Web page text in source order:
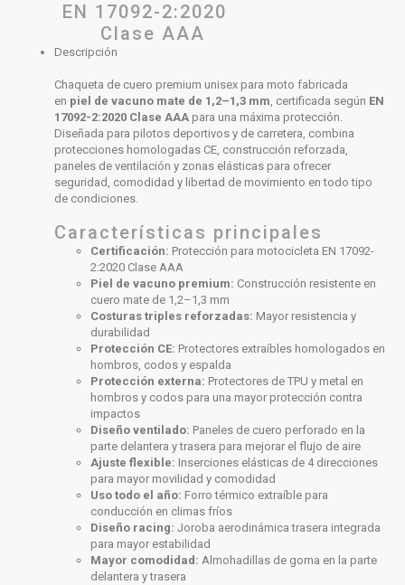
EN 17092-2:2020
Clase AAA
Descripción
Chaqueta de cuero premium unisex para moto fabricada
en piel de vacuno mate de 1,2–1,3 mm, certificada según EN
17092-2:2020 Clase AAA para una máxima protección.
Diseñada para pilotos deportivos y de carretera, combina
protecciones homologadas CE, construcción reforzada,
paneles de ventilación y zonas elásticas para ofrecer
seguridad, comodidad y libertad de movimiento en todo tipo
de condiciones.
Características principales
Certificación: Protección para motocicleta EN 17092-
2:2020 Clase AAA
Piel de vacuno premium: Construcción resistente en
cuero mate de 1,2–1,3 mm
Costuras triples reforzadas: Mayor resistencia y
durabilidad
Protección CE: Protectores extraíbles homologados en
hombros, codos y espalda
Protección externa: Protectores de TPU y metal en
hombros y codos para una mayor protección contra
impactos
Diseño ventilado: Paneles de cuero perforado en la
parte delantera y trasera para mejorar el flujo de aire
Ajuste flexible: Inserciones elásticas de 4 direcciones
para mayor movilidad y comodidad
Uso todo el año: Forro térmico extraíble para
conducción en climas fríos
Diseño racing: Joroba aerodinámica trasera integrada
para mayor estabilidad
Mayor comodidad: Almohadillas de goma en la parte
delantera y trasera